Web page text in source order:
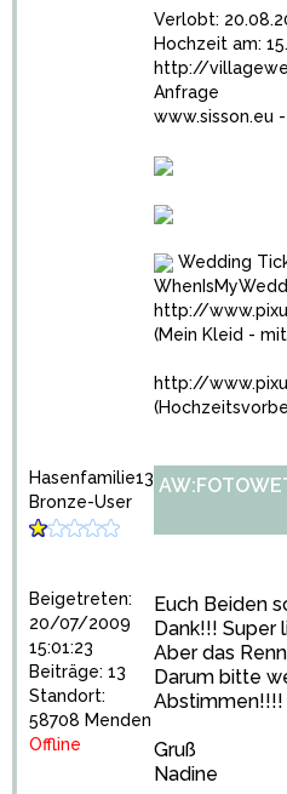
Verlobt:
Hochzeit am:
http://
Anfrage
www.sisson.eu
Wedding
http://
(Mein Kleid -
http://
Hasenfamilie13
Bronze-User
Beigetreten:
20/07/2009
15:01:23
Beiträge: 13
Standort:
58708 Menden
Offline
Euch Beiden
Dank!!! Super
Aber das
Darum bitte
Abstimmen!!!!
Gruß
Nadine